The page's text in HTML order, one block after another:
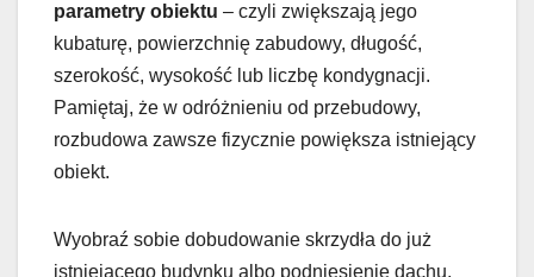
parametry obiektu – czyli zwiększają jego
kubaturę, powierzchnię zabudowy, długość,
szerokość, wysokość lub liczbę kondygnacji.
Pamiętaj, że w odróżnieniu od przebudowy,
rozbudowa zawsze fizycznie powiększa istniejący
obiekt.
Wyobraź sobie dobudowanie skrzydła do już
istniejącego budynku albo podniesienie dachu,